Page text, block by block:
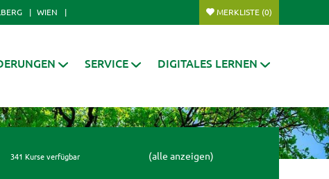
WIEN MERKLISTE (0)
SERVICE DIGITALES LERNEN
341 Kurse verfügbar (alle anzeigen)